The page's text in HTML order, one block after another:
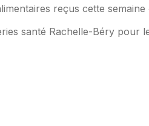
reçus cette
santé Rachelle-Béry pour